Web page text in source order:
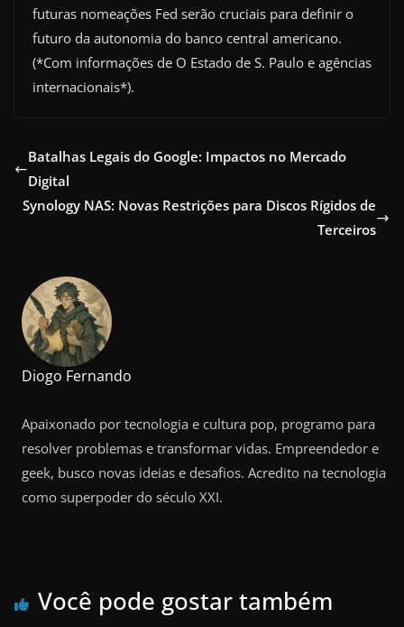
futuras nomeações Fed serão cruciais para definir o
futuro da autonomia do banco central americano.
(*Com informações de O Estado de S. Paulo e agências
internacionais*).
Batalhas Legais do Google: Impactos no Mercado
Digital
Synology NAS: Novas Restrições para Discos Rígidos de
Terceiros
Diogo Fernando
Apaixonado por tecnologia e cultura pop, programo para
resolver problemas e transformar vidas. Empreendedor e
geek, busco novas ideias e desafios. Acredito na tecnologia
como superpoder do século XXI.
Você pode gostar também